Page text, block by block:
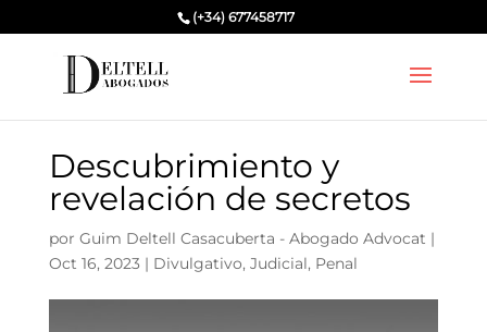
(+34) 677458717
Descubrimiento y
revelación de secretos
por Guim Deltell Casacuberta - Abogado Advocat |
Oct 16, 2023| Divulgativo, Judicial, Penal